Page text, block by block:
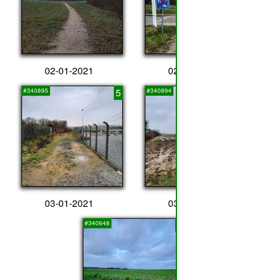
02-01-2021 02-01-2021
#340895
03-01-2021
5 #340894
03-01-2021
#340648